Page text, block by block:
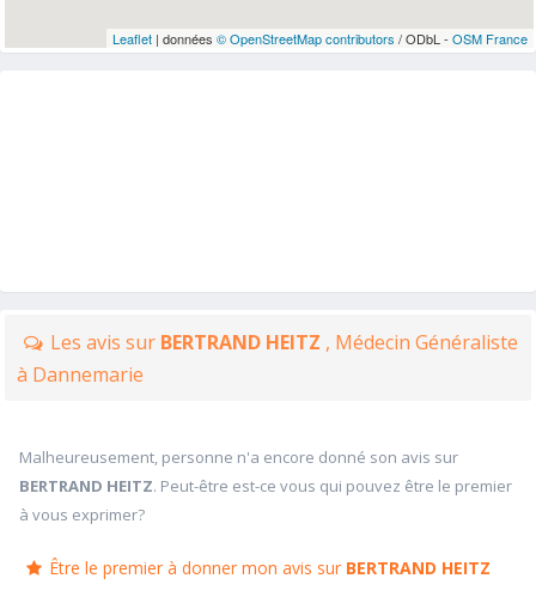
Leaflet| données © OpenStreetMap contributors / ODbL - OSM France
Les avis sur BERTRAND HEITZ , Médecin Généraliste
à Dannemarie
Malheureusement, personne n'a encore donné son avis sur
BERTRAND HEITZ. Peut-être est-ce vous qui pouvez être le premier
à vous exprimer?
Être le premier à donner mon avis sur BERTRAND HEITZ